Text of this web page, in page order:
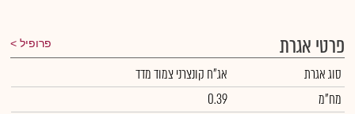
פרטי אגרת פרופיל
סוג אגרת
אג"ח קונצרני צמוד מדד
מח"מ
0.39